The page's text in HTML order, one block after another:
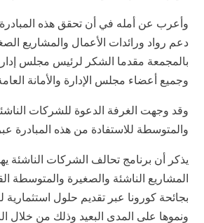
وأعرب عن أمله في أن تحقق هذه
دعم رواد ورائدات الأعمال والمشاريع
بالمجمعة مقدما الشكر لرئيس مجلس
وجميع أعضاء مجلس الإدارة والأمانة
وقد وجهت الغرفة الدعوة للشركات
والمتوسطة للاستفادة من هذه المبادرة
يذكر أن برنامج تحالف الشركات الناشئة
المشاريع الناشئة والصغيرة والمتوسطة
بجائحة كورونا عبر تقديم حلول
ونموها على المدى البعيد وذلك من خلال